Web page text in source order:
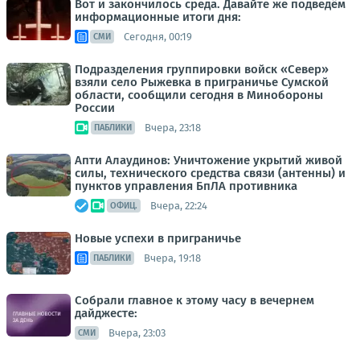
Вот и закончилось среда. Давайте же подведём
информационные итоги дня:
СМИ Сегодня, 00:19
Подразделения группировки войск «Север»
взяли село Рыжевка в приграничье Сумской
области, сообщили сегодня в Минобороны
России
ПАБЛИКИ Вчера, 23:18
Апти Алаудинов: Уничтожение укрытий живой
силы, технического средства связи (антенны) и
пунктов управления БпЛА противника
ОФИЦ. Вчера, 22:24
Новые успехи в приграничье
ПАБЛИКИ Вчера, 19:18
Собрали главное к этому часу в вечернем
дайджесте:
СМИ Вчера, 23:03